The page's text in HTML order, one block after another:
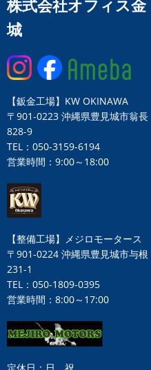
株式会社オフィス金
城
【鈑金工場】KW OKINAWA
〒901-0223 沖縄県豊見城市翁長
828-9
TEL：050-3159-6194
営業時間：9:00～18:00
【整備工場】メジロモータース
〒901-0224 沖縄県豊見城市与根
231-1
TEL：050-1809-0395
営業時間：8:00～17:00
定休日：日、祝